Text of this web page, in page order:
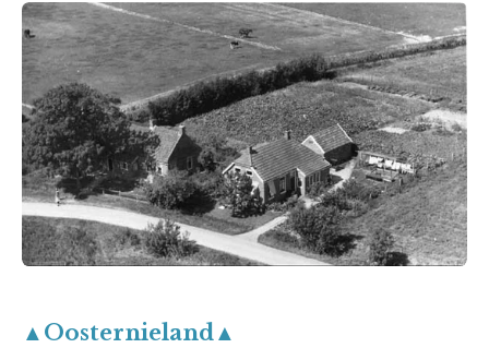
▲Oosternieland▲